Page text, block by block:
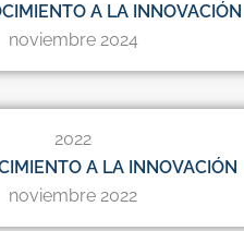
A LA INNOVACIÓN
noviembre 2024
2022
A LA INNOVACIÓN
noviembre 2022